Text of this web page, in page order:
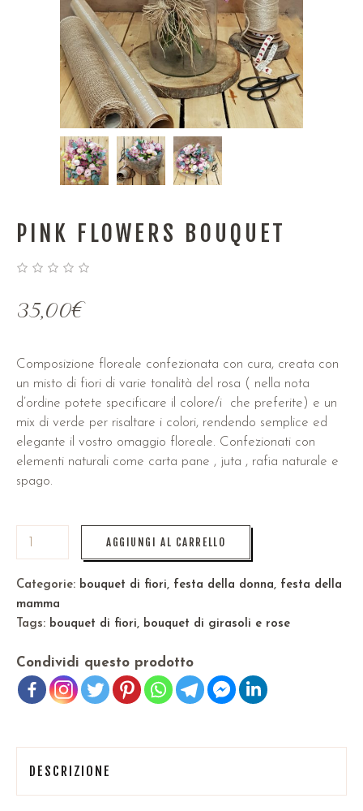
PINK FLOWERS BOUQUET
35,00€
Composizione floreale confezionata con cura, creata con
un misto di fiori di varie tonalità del rosa ( nella nota
d’ordine potete specificare il colore/i che preferite) e un
mix di verde per risaltare i colori, rendendo semplice ed
elegante il vostro omaggio floreale. Confezionati con
elementi naturali come carta pane , juta , rafia naturale e
spago.
AGGIUNGI AL CARRELLO
Categorie: bouquet di fiori, festa della donna, festa della
mamma
Tags: bouquet di fiori, bouquet di girasoli e rose
Condividi questo prodotto
DESCRIZIONE